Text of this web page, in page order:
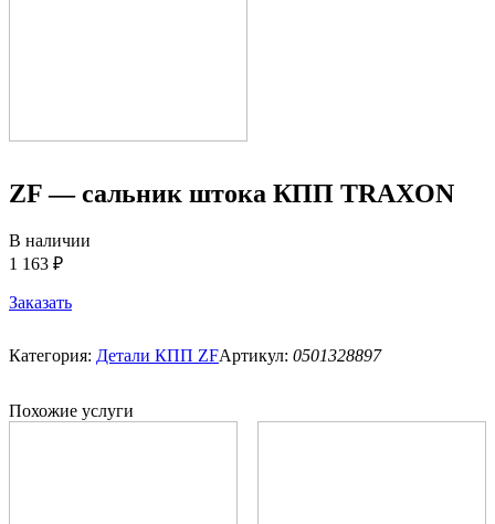
ZF — сальник штока КПП TRAXON
В наличии
1 163 ₽
Заказать
Категория: Детали КПП ZFАртикул: 0501328897
Похожие услуги